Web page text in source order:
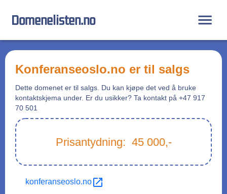
Domenelisten.no
konferanseoslo.no er til salgs
Dette domenet er til salgs. Du kan kjøpe det ved å bruke
kontaktskjema under. Er du usikker? Ta kontakt på +47 917
70 501
Prisantydning: 45 000,-
konferanseoslo.no